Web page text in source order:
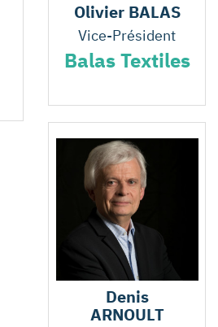
Olivier BALAS
Vice-Président
Balas Textiles
Denis
ARNOULT